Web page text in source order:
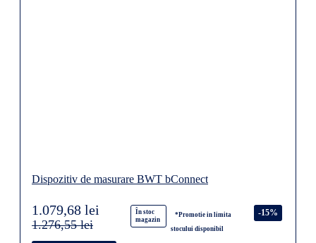
Dispozitiv de masurare BWT bConnect
În stoc
magazin
*Promotie in limita
stocului disponibil
-15%
1.079,68 lei
1.276,55 lei